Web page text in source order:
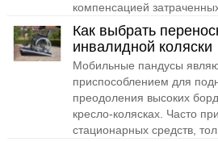
компенсацией затраченных
Как выбрать
инвалидной коляски
Мобильные пандусы
приспособлением для
преодоления высоких
кресло-колясках. Часто
стационарных средств,